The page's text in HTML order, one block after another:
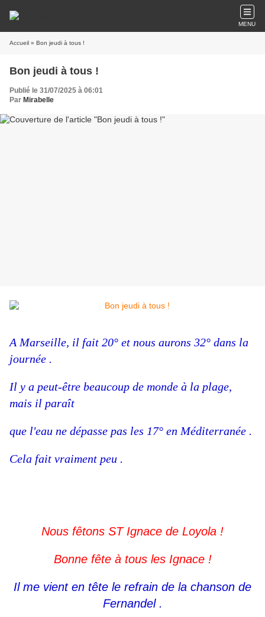
MENU
Accueil » Bon jeudi à tous !
Bon jeudi à tous !
Publié le 31/07/2025 à 06:01
Par Mirabelle
A Marseille, il fait 20° et nous aurons 32° dans la
journée .
Il y a peut-être beaucoup de monde à la plage,
mais il paraît
que l'eau ne dépasse pas les 17° en Méditerranée .
Cela fait vraiment peu .
Nous fêtons ST Ignace de Loyola !
Bonne fête à tous les Ignace !
Il me vient en tête le refrain de la chanson de
Fernandel .